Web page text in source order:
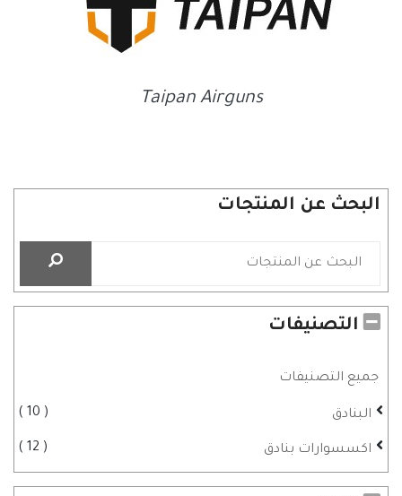
Taipan Airguns
البحث عن المنتجات
التصنيفات
جميع التصنيفات
البنادق
اكسسوارات بنادق